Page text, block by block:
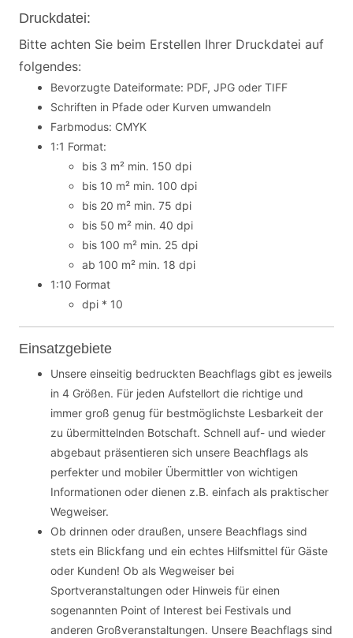
Druckdatei:
Bitte achten Sie beim Erstellen Ihrer Druckdatei auf
folgendes:
Bevorzugte Dateiformate: PDF, JPG oder TIFF
Schriften in Pfade oder Kurven umwandeln
Farbmodus: CMYK
1:1 Format:
bis 3 m² min. 150 dpi
bis 10 m² min. 100 dpi
bis 20 m² min. 75 dpi
bis 50 m² min. 40 dpi
bis 100 m² min. 25 dpi
ab 100 m² min. 18 dpi
1:10 Format
dpi * 10
Einsatzgebiete
Unsere einseitig bedruckten Beachflags gibt es jeweils
in 4 Größen. Für jeden Aufstellort die richtige und
immer groß genug für bestmöglichste Lesbarkeit der
zu übermittelnden Botschaft. Schnell auf- und wieder
abgebaut präsentieren sich unsere Beachflags als
perfekter und mobiler Übermittler von wichtigen
Informationen oder dienen z.B. einfach als praktischer
Wegweiser.
Ob drinnen oder draußen, unsere Beachflags sind
stets ein Blickfang und ein echtes Hilfsmittel für Gäste
oder Kunden! Ob als Wegweiser bei
Sportveranstaltungen oder Hinweis für einen
sogenannten Point of Interest bei Festivals und
anderen Großveranstaltungen. Unsere Beachflags sind